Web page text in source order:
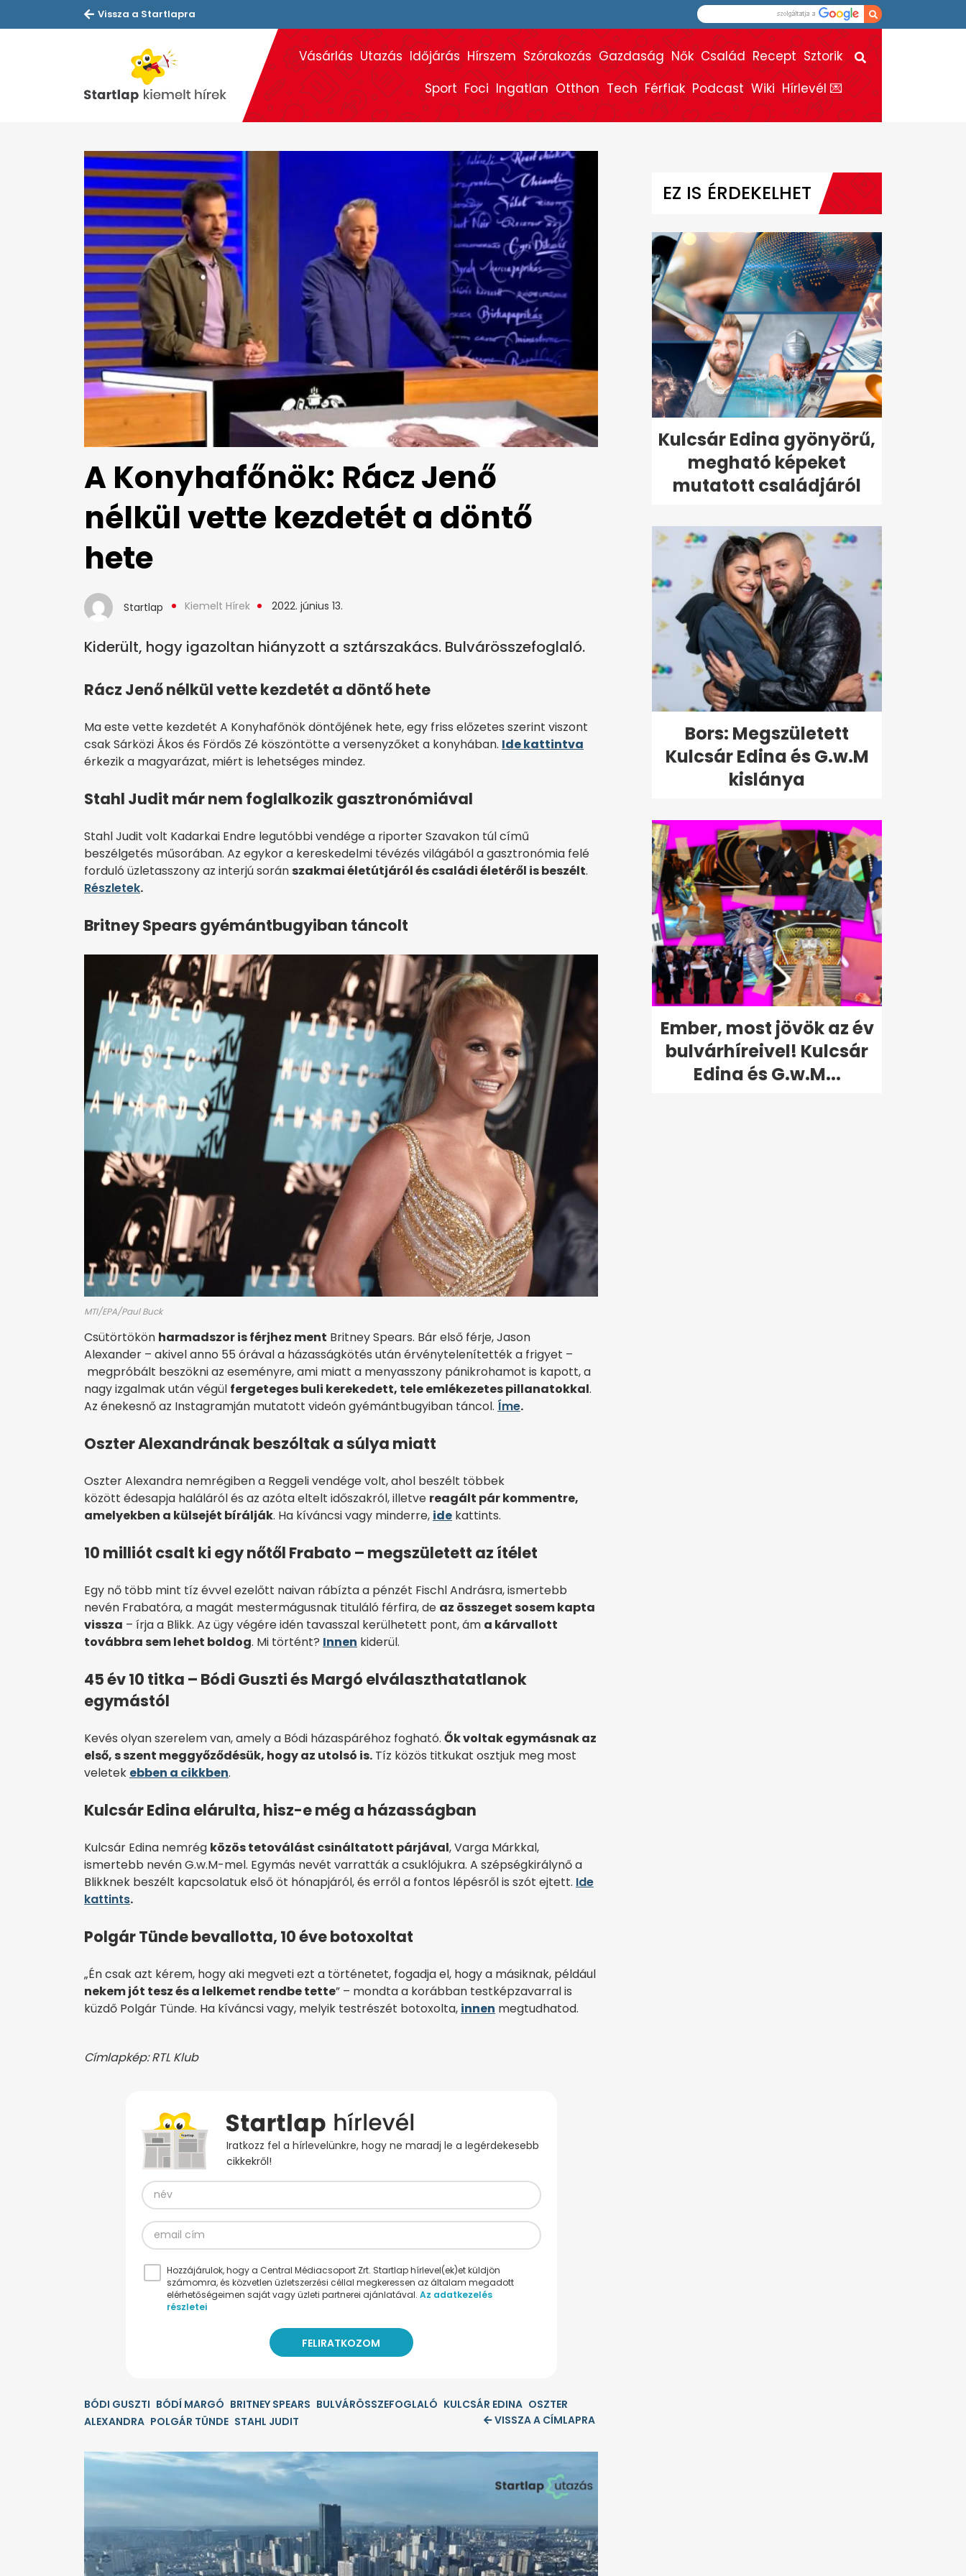
Vissza a Startlapra
Vásárlás Utazás Időjárás Hírszem Szórakozás Gazdaság Nők Család Recept Sztorik
Sport Foci Ingatlan Otthon Tech Férfiak Podcast Wiki Hírlevél 💌
A Konyhafőnök: Rácz Jenő
nélkül vette kezdetét a döntő
hete
Startlap Kiemelt Hírek 2022. június 13.
Kiderült, hogy igazoltan hiányzott a sztárszakács. Bulvárösszefoglaló.
Rácz Jenő nélkül vette kezdetét a döntő hete
Ma este vette kezdetét A Konyhafőnök döntőjének hete, egy friss előzetes szerint viszont
csak Sárközi Ákos és Fördős Zé köszöntötte a versenyzőket a konyhában. Ide kattintva
érkezik a magyarázat, miért is lehetséges mindez.
Stahl Judit már nem foglalkozik gasztronómiával
Stahl Judit volt Kadarkai Endre legutóbbi vendége a riporter Szavakon túl című
beszélgetés műsorában. Az egykor a kereskedelmi tévézés világából a gasztronómia felé
forduló üzletasszony az interjú során szakmai életútjáról és családi életéről is beszélt.
Részletek.
Britney Spears gyémántbugyiban táncolt
MTI/EPA/Paul Buck
Csütörtökön harmadszor is férjhez ment Britney Spears. Bár első férje, Jason
Alexander – akivel anno 55 órával a házasságkötés után érvénytelenítették a frigyet –
megpróbált beszökni az eseményre, ami miatt a menyasszony pánikrohamot is kapott, a
nagy izgalmak után végül fergeteges buli kerekedett, tele emlékezetes pillanatokkal.
Az énekesnő az Instagramján mutatott videón gyémántbugyiban táncol. Íme.
Oszter Alexandrának beszóltak a súlya miatt
Oszter Alexandra nemrégiben a Reggeli vendége volt, ahol beszélt többek
között édesapja haláláról és az azóta eltelt időszakról, illetve reagált pár kommentre,
amelyekben a külsejét bírálják. Ha kíváncsi vagy minderre, ide kattints.
10 milliót csalt ki egy nőtől Frabato – megszületett az ítélet
Egy nő több mint tíz évvel ezelőtt naivan rábízta a pénzét Fischl Andrásra, ismertebb
nevén Frabatóra, a magát mestermágusnak tituláló férfira, de az összeget sosem kapta
vissza – írja a Blikk. Az ügy végére idén tavasszal kerülhetett pont, ám a kárvallott
továbbra sem lehet boldog. Mi történt? Innen kiderül.
45 év 10 titka – Bódi Guszti és Margó elválaszthatatlanok
egymástól
Kevés olyan szerelem van, amely a Bódi házaspáréhoz fogható. Ők voltak egymásnak az
első, s szent meggyőződésük, hogy az utolsó is. Tíz közös titkukat osztjuk meg most
veletek ebben a cikkben.
Kulcsár Edina elárulta, hisz-e még a házasságban
Kulcsár Edina nemrég közös tetoválást csináltatott párjával, Varga Márkkal,
ismertebb nevén G.w.M-mel. Egymás nevét varratták a csuklójukra. A szépségkirálynő a
Blikknek beszélt kapcsolatuk első öt hónapjáról, és erről a fontos lépésről is szót ejtett. Ide
kattints.
Polgár Tünde bevallotta, 10 éve botoxoltat
„Én csak azt kérem, hogy aki megveti ezt a történetet, fogadja el, hogy a másiknak, például
nekem jót tesz és a lelkemet rendbe tette” – mondta a korábban testképzavarral is
küzdő Polgár Tünde. Ha kíváncsi vagy, melyik testrészét botoxolta, innen megtudhatod.
Címlapkép: RTL Klub
Iratkozz fel a hírlevelünkre, hogy ne maradj le a legérdekesebb
cikkekről!
Hozzájárulok, hogy a Central Médiacsoport Zrt. Startlap hírlevel(ek)et küldjön
számomra, és közvetlen üzletszerzési céllal megkeressen az általam megadott
elérhetőségeimen saját vagy üzleti partnerei ajánlatával. Az adatkezelés
részletei
BÓDI GUSZTI BÓDÍ MARGÓ BRITNEY SPEARS BULVÁRÖSSZEFOGLALÓ KULCSÁR EDINA OSZTER
ALEXANDRA POLGÁR TÜNDE STAHL JUDIT VISSZA A CÍMLAPRA
EZ IS ÉRDEKELHET
Kulcsár Edina gyönyörű,
megható képeket
mutatott családjáról
Bors: Megszületett
Kulcsár Edina és G.w.M
kislánya
Ember, most jövök az év
bulvárhíreivel! Kulcsár
Edina és G.w.M...